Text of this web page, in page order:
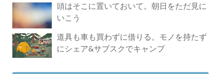
頭はそこに置いておいて。朝日をただ見に
いこう
道具も車も買わずに借りる。モノを持たず
にシェア&サブスクでキャンプ